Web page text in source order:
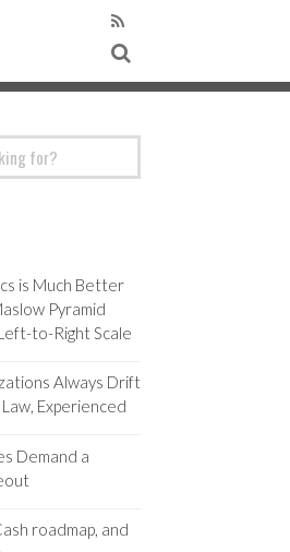
is Much Better
Pyramid
to-Right Scale
Always Drift
Law, Experienced
Demand a
roadmap, and